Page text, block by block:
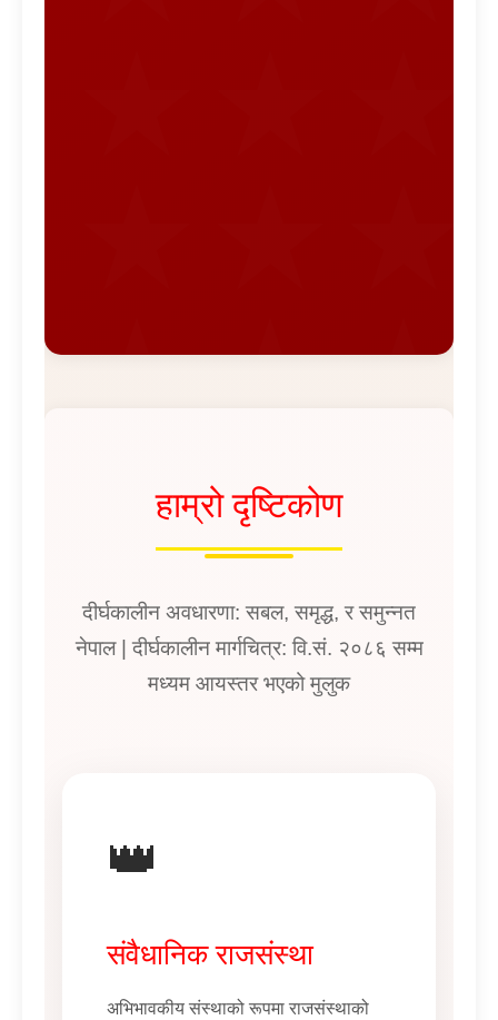
हाम्रो दृष्टिकोण
दीर्घकालीन अवधारणा: सबल, समृद्ध, र समुन्नत
नेपाल | दीर्घकालीन मार्गचित्र: वि.सं. २०८६ सम्म
मध्यम आयस्तर भएको मुलुक
👑
संवैधानिक राजसंस्था
अभिभावकीय संस्थाको रूपमा राजसंस्थाको